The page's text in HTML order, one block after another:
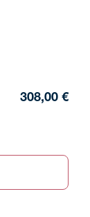
308,00 €